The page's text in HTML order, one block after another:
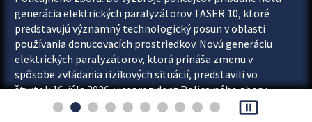
generácia elektrických paralyzátorov TASER 10, ktoré
predstavujú významný technologický posun v oblasti
používania donucovacích prostriedkov. Novú generáciu
elektrických paralyzátorov, ktorá prináša zmenu v
spôsobe zvládania rizikových situácií, predstavili vo
štvrtok 16. júla 2026 viceprezident Policajného zboru
Rastislav Polakovič a riaditeľ odboru výcviku...
pause_presentation